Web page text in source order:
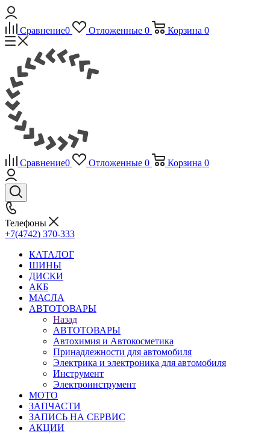
Сравнение0 Отложенные 0 Корзина 0
Сравнение0 Отложенные 0 Корзина 0
Телефоны
+7(4742) 370-333
КАТАЛОГ
ШИНЫ
ДИСКИ
АКБ
МАСЛА
АВТОТОВАРЫ
Назад
АВТОТОВАРЫ
Автохимия и Автокосметика
Принадлежности для автомобиля
Электрика и электроника для автомобиля
Инструмент
Электроинструмент
МОТО
ЗАПЧАСТИ
ЗАПИСЬ НА СЕРВИС
АКЦИИ